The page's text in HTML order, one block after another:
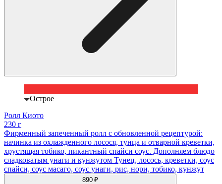
Острое
Ролл Киото
230 г
Фирменный запеченный ролл с обновленной рецептурой:
начинка из охлажденного лосося, тунца и отварной креветки,
хрустящая тобико, пикантный спайси соус. Дополняем блюдо
сладковатым унаги и кунжутом Тунец, лосось, креветки, соус
спайси, соус масаго, соус унаги, рис, нори, тобико, кунжут
890 ₽